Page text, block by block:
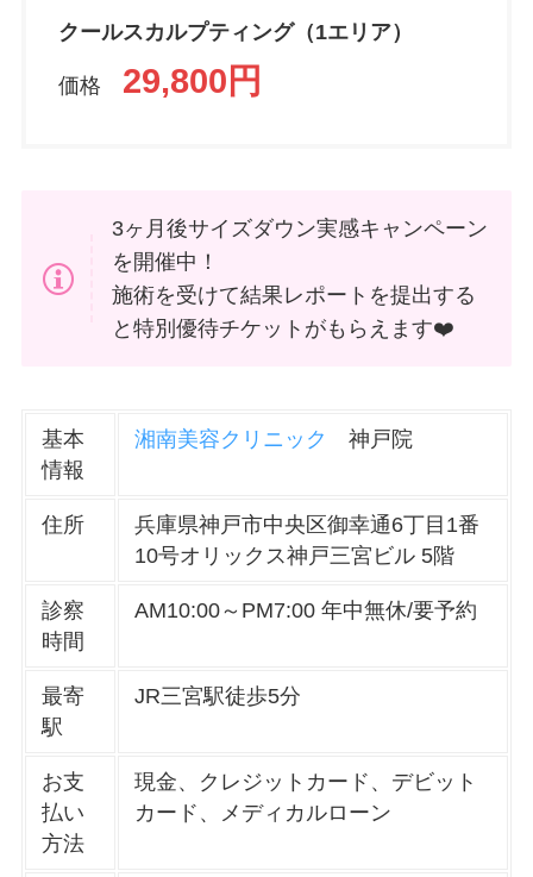
クールスカルプティング（1エリア）
価格 29,800円
3ヶ月後サイズダウン実感キャンペーン
を開催中！
施術を受けて結果レポートを提出する
と特別優待チケットがもらえます❤️
基本
情報
湘南美容クリニック 神戸院
住所
兵庫県神戸市中央区御幸通6丁目1番
10号オリックス神戸三宮ビル 5階
診察
時間
AM10:00～PM7:00 年中無休/要予約
最寄
駅
JR三宮駅徒歩5分
お支
払い
方法
現金、クレジットカード、デビット
カード、メディカルローン